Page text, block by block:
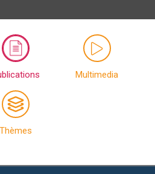
Multimedia
Thèmes